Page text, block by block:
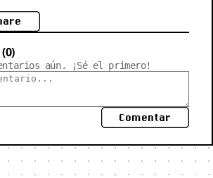
aún. ¡Sé el primero!
Comentar